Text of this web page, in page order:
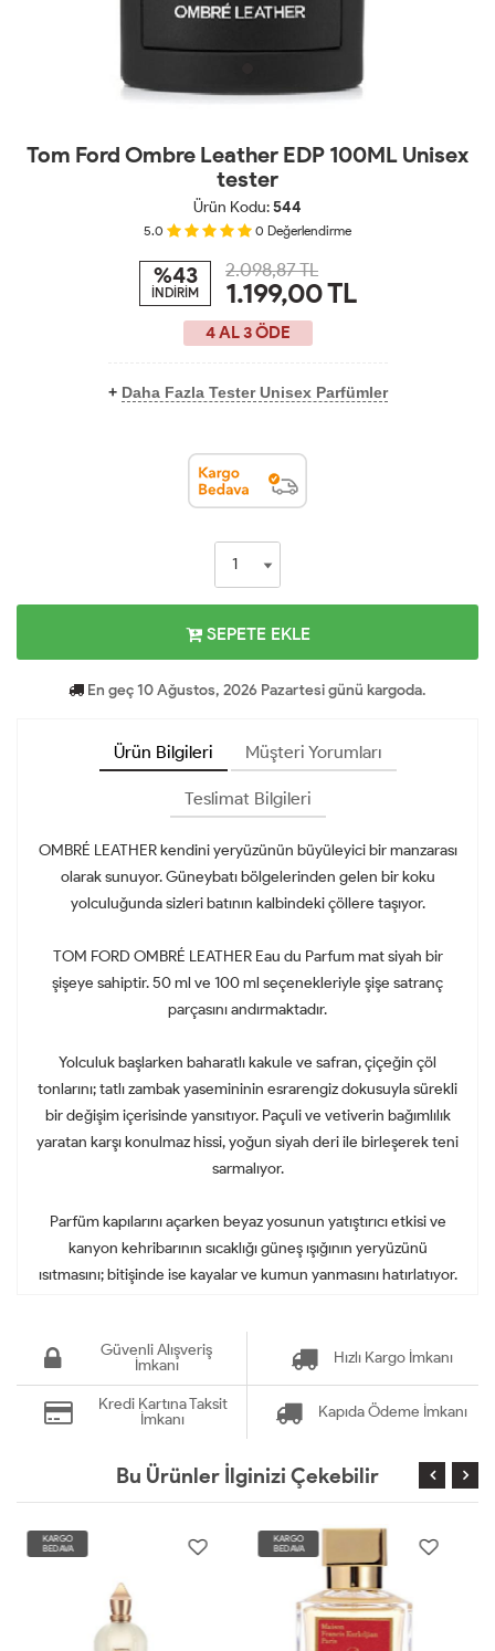
Tom Ford Ombre Leather EDP 100ML Unisex
tester
Ürün Kodu:544
5.0 0 Değerlendirme
%43
İNDİRİM
2.098,87 TL
1.199,00TL
4 AL 3 ÖDE
+ Daha Fazla Tester Unisex Parfümler
SEPETE EKLE
En geç 10 Ağustos, 2026 Pazartesi günü kargoda.
Ürün Bilgileri Müşteri Yorumları
Teslimat Bilgileri
OMBRÉ LEATHER kendini yeryüzünün büyüleyici bir manzarası
olarak sunuyor. Güneybatı bölgelerinden gelen bir koku
yolculuğunda sizleri batının kalbindeki çöllere taşıyor.
TOM FORD OMBRÉ LEATHER Eau du Parfum mat siyah bir
şişeye sahiptir. 50 ml ve 100 ml seçenekleriyle şişe satranç
parçasını andırmaktadır.
Yolculuk başlarken baharatlı kakule ve safran, çiçeğin çöl
tonlarını; tatlı zambak yasemininin esrarengiz dokusuyla sürekli
bir değişim içerisinde yansıtıyor. Paçuli ve vetiverin bağımlılık
yaratan karşı konulmaz hissi, yoğun siyah deri ile birleşerek teni
sarmalıyor.
Parfüm kapılarını açarken beyaz yosunun yatıştırıcı etkisi ve
kanyon kehribarının sıcaklığı güneş ışığının yeryüzünü
ısıtmasını; bitişinde ise kayalar ve kumun yanmasını hatırlatıyor.
Güvenli Alışveriş
İmkanı
Hızlı Kargo İmkanı
Kredi Kartına Taksit
İmkanı
Kapıda Ödeme İmkanı
Bu Ürünler İlginizi Çekebilir
KARGO
BEDAVA
KARGO
BEDAVA